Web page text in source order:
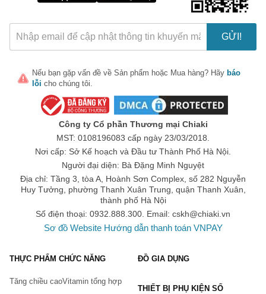
GỬI!
Nếu bạn gặp vấn đề về Sản phẩm hoặc Mua hàng? Hãy báo
lỗi cho chúng tôi.
Công ty Cổ phần Thương mại Chiaki
MST: 0108196083 cấp ngày 23/03/2018.
Nơi cấp: Sở Kế hoạch và Đầu tư Thành Phố Hà Nội.
Người đại diện: Bà Đặng Minh Nguyệt
Địa chỉ: Tầng 3, tòa A, Hoành Sơn Complex, số 282 Nguyễn
Huy Tưởng, phường Thanh Xuân Trung, quận Thanh Xuân,
thành phố Hà Nội
Số điện thoại: 0932.888.300. Email: cskh@chiaki.vn
Sơ đồ Website Hướng dẫn thanh toán VNPAY
THỰC PHẨM CHỨC NĂNG
Tăng chiều caoVitamin tổng hợp
ĐỒ GIA DỤNG
THIẾT BỊ PHỤ KIỆN SỐ